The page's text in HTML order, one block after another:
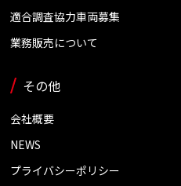
適合調査協力車両募集
業務販売について
その他
会社概要
NEWS
プライバシーポリシー